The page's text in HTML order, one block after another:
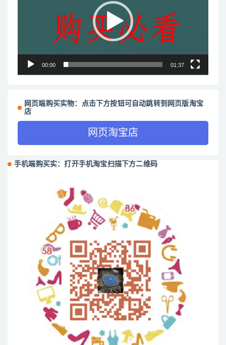
00:00 01:37
网页端购买实物：点击下方按钮可自动跳转到网页版淘宝
店
网页淘宝店
手机端购买实：打开手机淘宝扫描下方二维码